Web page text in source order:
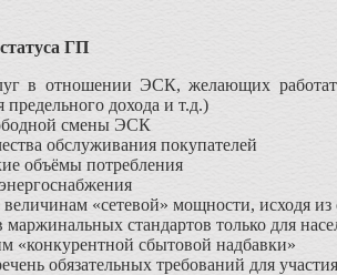
ГП
в отношении ЭСК, желающих
дохода и т.д.)
смены ЭСК
обслуживания покупателей
объёмы потребления
«сетевой» мощности, исходя
стандартов только для
«конкурентной сбытовой надбавки»
обязательных требований для